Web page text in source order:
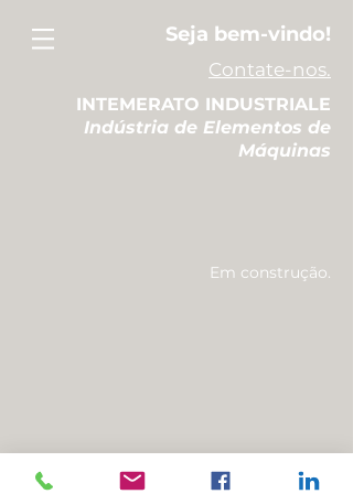
Seja bem-vindo!
Contate-nos.
INTEMERATO INDUSTRIALE
Indústria de Elementos de
Máquinas
Em construção.